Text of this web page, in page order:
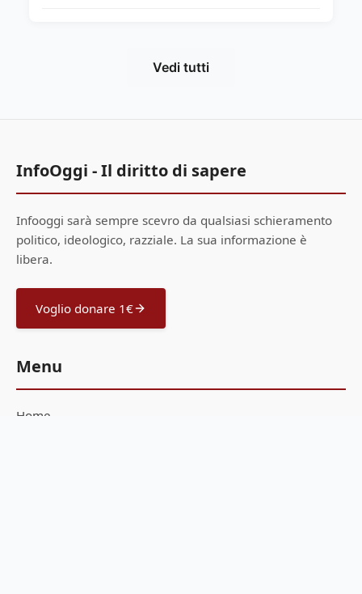
Vedi tutti
InfoOggi - Il diritto di sapere
Infooggi sarà sempre scevro da qualsiasi schieramento
politico, ideologico, razziale. La sua informazione è
libera.
Voglio donare 1€
Menu
Home